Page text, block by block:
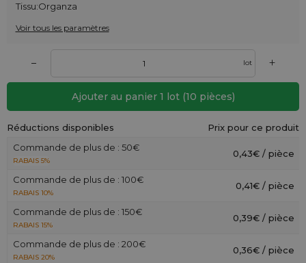
Tissu:Organza
Voir tous les paramètres
– lot +
Ajouter au panier 1 lot (10 pièces)
Réductions disponibles
Prix pour ce produit
Commande de plus de : 50€
RABAIS 5%
0,43€ / pièce
Commande de plus de : 100€
RABAIS 10%
0,41€ / pièce
Commande de plus de : 150€
RABAIS 15%
0,39€ / pièce
Commande de plus de : 200€
RABAIS 20%
0,36€ / pièce